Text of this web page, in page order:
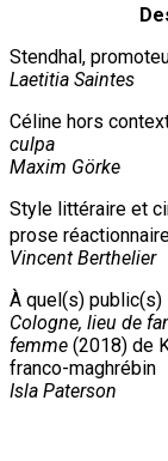
Stendhal,
Laetitia Saintes
Céline hors
culpa
Maxim Görke
Style littéraire et
prose
Vincent Berthelier
À quel(s) public(s)
Cologne, lieu de
femme (2018) de
franco-maghrébin
Isla Paterson